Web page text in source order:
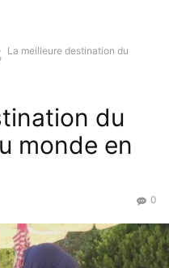
La meilleure destination du
du
monde en
0